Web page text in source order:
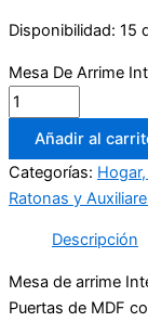
Disponibilidad: 15
Mesa De Arrime
Añadir al
Categorías:
Ratonas y
Descripción
Mesa de arrime
Puertas de MDF